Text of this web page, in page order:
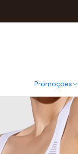
Promoções